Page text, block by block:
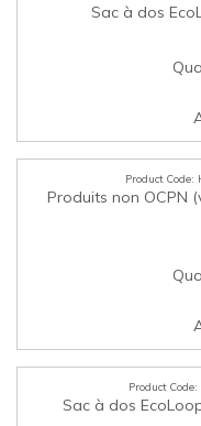
Sac à dos
Sac à dos